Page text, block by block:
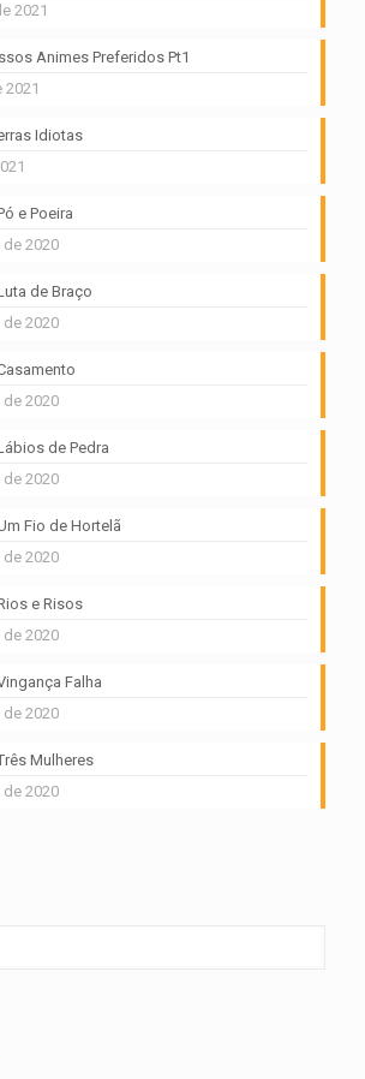
2021
Animes Preferidos Pt1
2021
Idiotas
e Poeira
2020
de Braço
2020
2020
de Pedra
2020
Fio de Hortelã
2020
e Risos
2020
Falha
2020
Mulheres
2020